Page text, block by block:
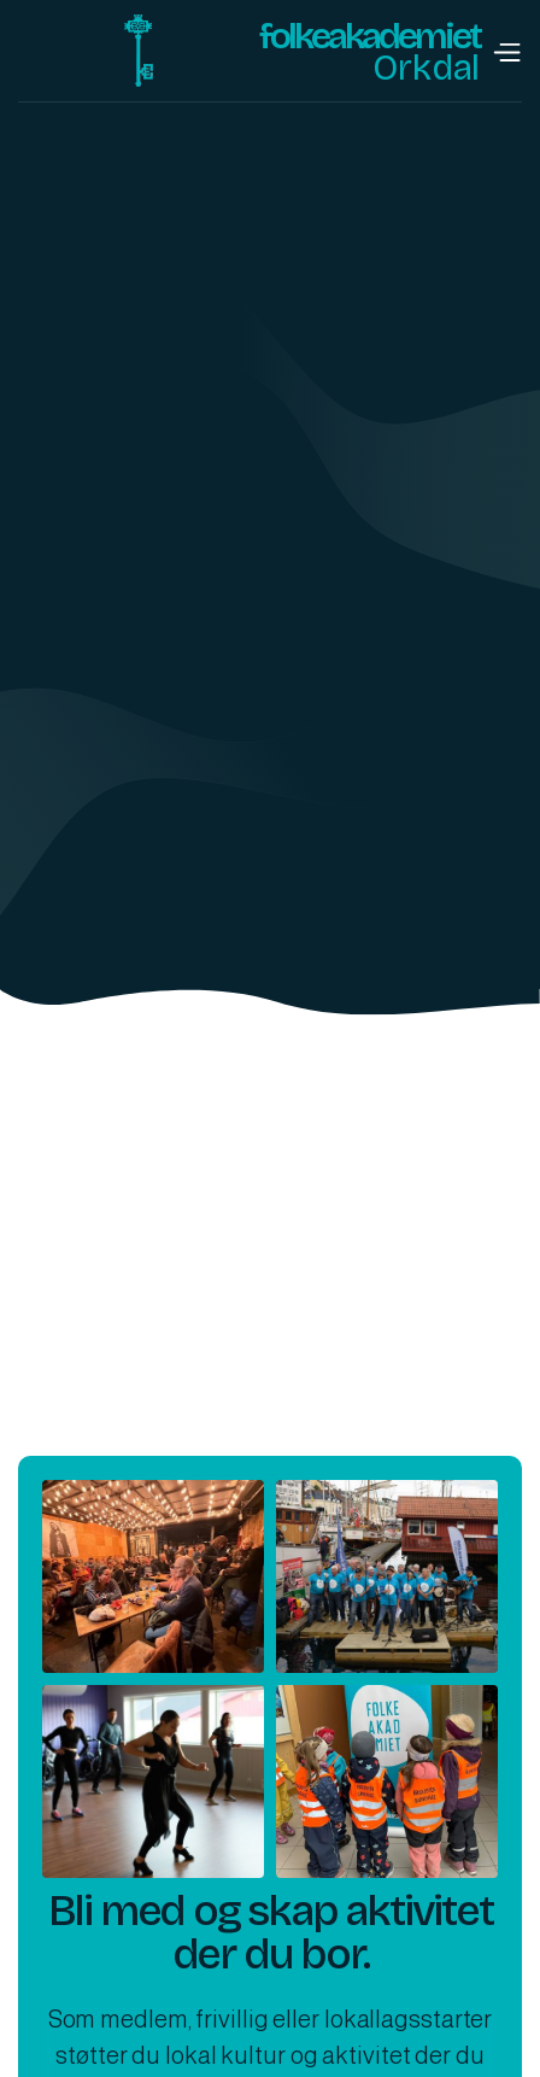
folkeakademiet
Orkdal
Bli med og skap aktivitet
der du bor.
Som medlem, frivillig eller lokallagsstarter
støtter du lokal kultur og aktivitet der du